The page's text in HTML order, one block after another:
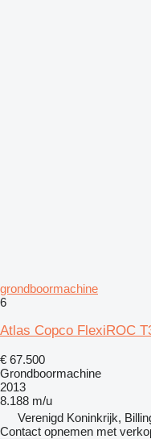
grondboormachine
6
Atlas Copco FlexiROC
€ 67.500
Grondboormachine
2013
8.188 m/u
Verenigd Koninkrijk,
Contact opnemen met